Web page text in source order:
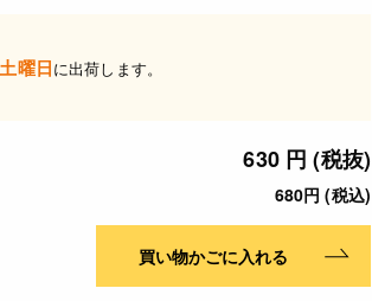
曜日に出荷します。
630 円 (税抜)
680円 (税込)
買い物かごに入れる